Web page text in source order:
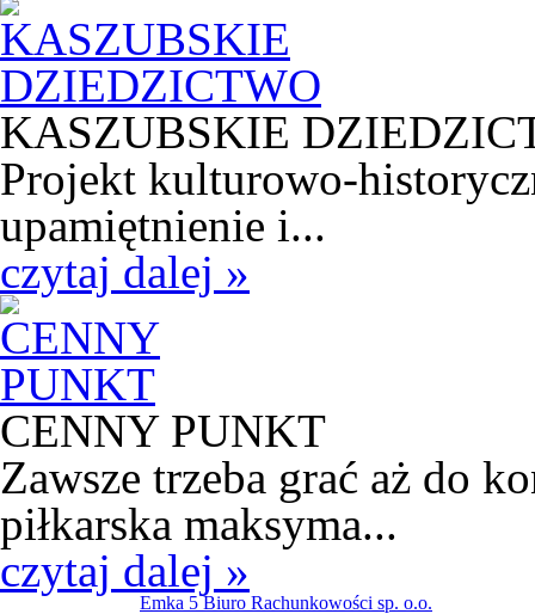
KASZUBSKIE
Projekt kulturowo-
upamiętnienie i...
czytaj dalej »
CENNY PUNKT
Zawsze trzeba grać aż do
piłkarska maksyma...
czytaj dalej »
Emka 5 Biuro Rachunkowości sp. o.o.